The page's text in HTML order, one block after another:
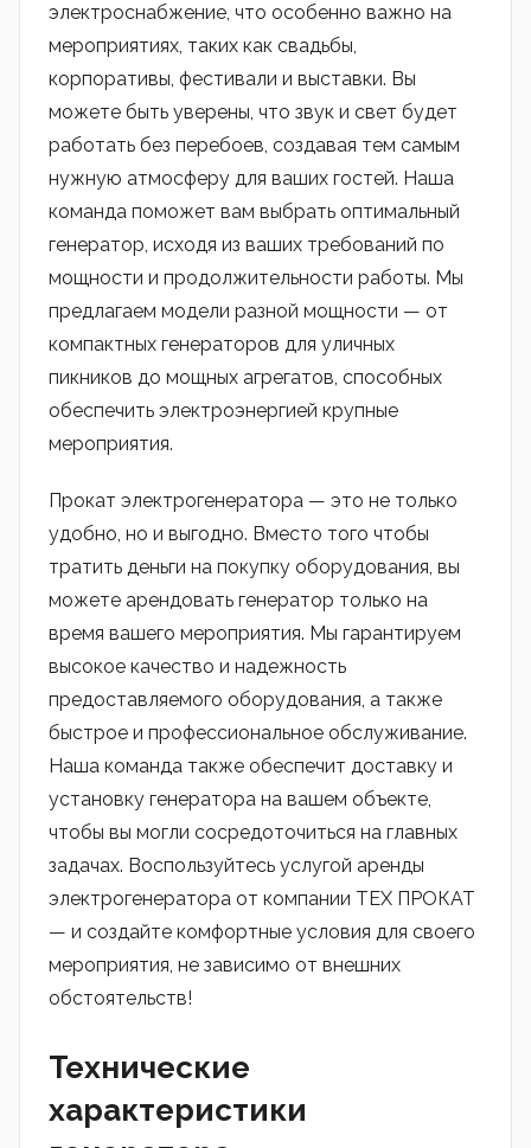
электроснабжение, что особенно важно на
мероприятиях, таких как свадьбы,
корпоративы, фестивали и выставки. Вы
можете быть уверены, что звук и свет будет
работать без перебоев, создавая тем самым
нужную атмосферу для ваших гостей. Наша
команда поможет вам выбрать оптимальный
генератор, исходя из ваших требований по
мощности и продолжительности работы. Мы
предлагаем модели разной мощности — от
компактных генераторов для уличных
пикников до мощных агрегатов, способных
обеспечить электроэнергией крупные
мероприятия.
Прокат электрогенератора — это не только
удобно, но и выгодно. Вместо того чтобы
тратить деньги на покупку оборудования, вы
можете арендовать генератор только на
время вашего мероприятия. Мы гарантируем
высокое качество и надежность
предоставляемого оборудования, а также
быстрое и профессиональное обслуживание.
Наша команда также обеспечит доставку и
установку генератора на вашем объекте,
чтобы вы могли сосредоточиться на главных
задачах. Воспользуйтесь услугой аренды
электрогенератора от компании ТЕХ ПРОКАТ
— и создайте комфортные условия для своего
мероприятия, не зависимо от внешних
обстоятельств!
Технические
характеристики